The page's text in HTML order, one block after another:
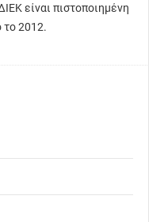
είναι πιστοποιημένη
το 2012.